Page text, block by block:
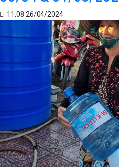
11:08 26/04/2024